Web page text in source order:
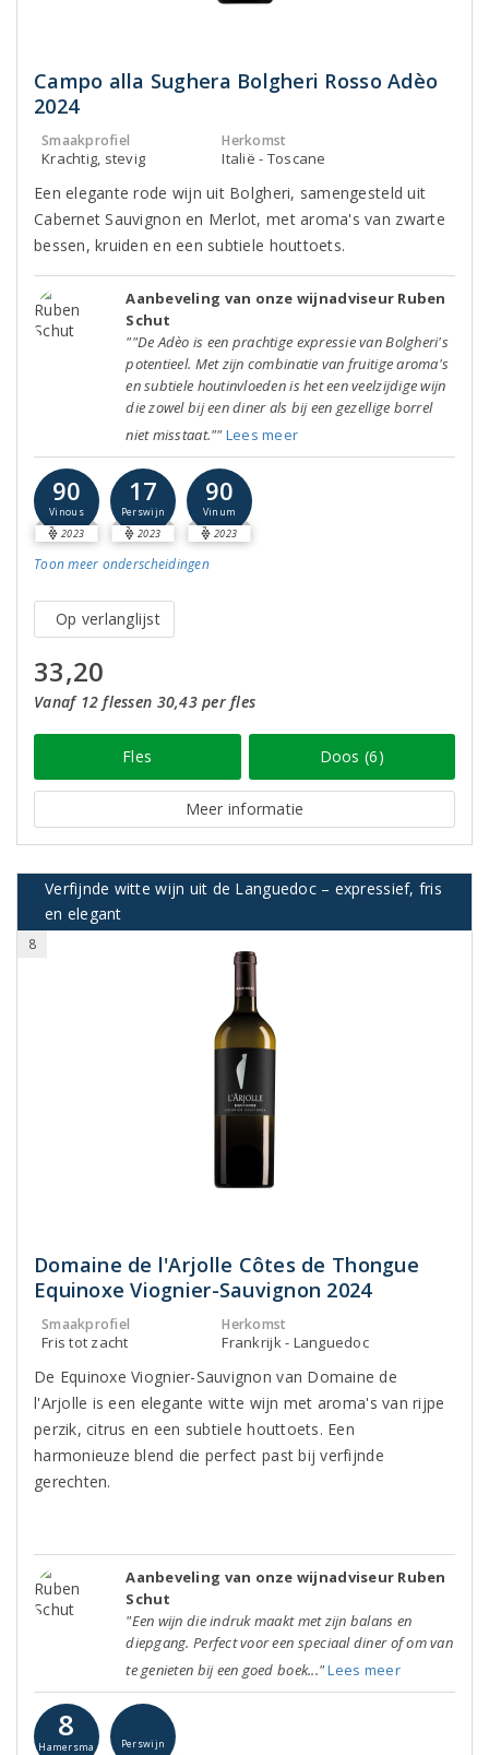
Campo alla Sughera Bolgheri Rosso Adèo
2024
Smaakprofiel
Krachtig, stevig
Herkomst
Italië - Toscane
Een elegante rode wijn uit Bolgheri, samengesteld uit
Cabernet Sauvignon en Merlot, met aroma's van zwarte
bessen, kruiden en een subtiele houttoets.
Aanbeveling van onze wijnadviseur Ruben
Schut
""De Adèo is een prachtige expressie van Bolgheri's
potentieel. Met zijn combinatie van fruitige aroma's
en subtiele houtinvloeden is het een veelzijdige wijn
die zowel bij een diner als bij een gezellige borrel
niet misstaat."" Lees meer
90
Vinous
2023
17
Perswijn
2023
90
Vinum
2023
Toon meer onderscheidingen
Op verlanglijst
33,20
Vanaf 12 flessen 30,43 per fles
Fles Doos (6)
Meer informatie
Verfijnde witte wijn uit de Languedoc – expressief, fris
en elegant
8
Domaine de l'Arjolle Côtes de Thongue
Equinoxe Viognier-Sauvignon 2024
Smaakprofiel
Fris tot zacht
Herkomst
Frankrijk - Languedoc
De Equinoxe Viognier-Sauvignon van Domaine de
l'Arjolle is een elegante witte wijn met aroma's van rijpe
perzik, citrus en een subtiele houttoets. Een
harmonieuze blend die perfect past bij verfijnde
gerechten.
Aanbeveling van onze wijnadviseur Ruben
Schut
"Een wijn die indruk maakt met zijn balans en
diepgang. Perfect voor een speciaal diner of om van
te genieten bij een goed boek..."Lees meer
8
Hamersma Perswijn